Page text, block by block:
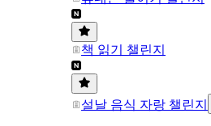
책 읽기 챌린지
설날 음식 자랑 챌린지